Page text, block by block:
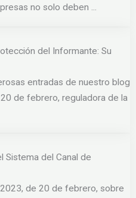
no solo deben ...
del Informante: Su
entradas de nuestro blog
de febrero, reguladora de la
Sistema del Canal de
de 20 de febrero, sobre